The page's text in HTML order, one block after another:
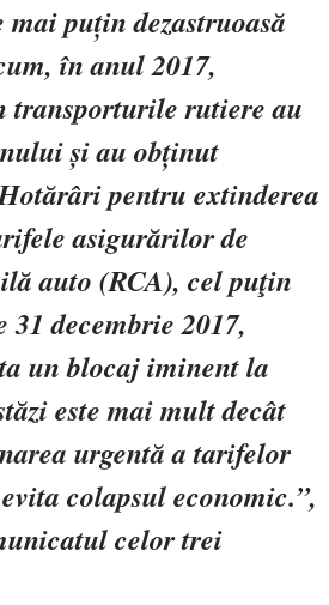
puțin dezastruoasă
în anul 2017,
transporturile rutiere au
și au obținut
pentru extinderea
asigurărilor de
auto (RCA), cel puţin
31 decembrie 2017,
un blocaj iminent la
este mai mult decât
urgentă a tarifelor
colapsul economic.”,
celor trei